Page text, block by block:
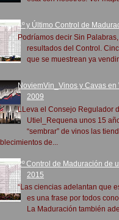
4º y Último Control de
Podríamos decir Sin
resultados del Control.
que se muestrean ya
NoviemVin_Vinos y Cavas en
2009
LLeva el Consejo Regulador
Utiel_Requena unos 15
“sembrar” de vinos las
de...
2º Control de Maduración de
2015
“Las ciencias adelantan que
es una frase por todos
La Maduración también